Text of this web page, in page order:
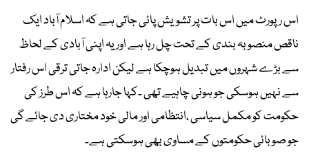
اس رپورٹ میں اس بات پر تشویش پائی جاتی ہے کہ اسلام آباد ایک
ناقص منصوبہ بندی کے تحت چل رہا ہے اور یہ اپنی آبادی کے لحاظ
سے بڑے شہروں میں تبدیل ہوچکا ہے لیکن ادارہ جاتی ترقی اس رفتار
سے نہیں ہوسکی جو ہونی چاہیے تھی ۔کہا جارہا ہے کہ اس طرز کی
حکومت کو مکمل سیاسی ،انتظامی اور مالی خود مختاری دی جائے گی
جو صوبائی حکومتوں کے مساوی بھی ہوسکتی ہے۔